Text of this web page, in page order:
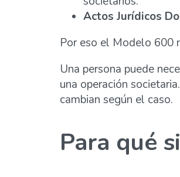
Actos Jurídicos
Por eso el Modelo 600
Una persona puede
una operación
cambian según el caso.
Para qué